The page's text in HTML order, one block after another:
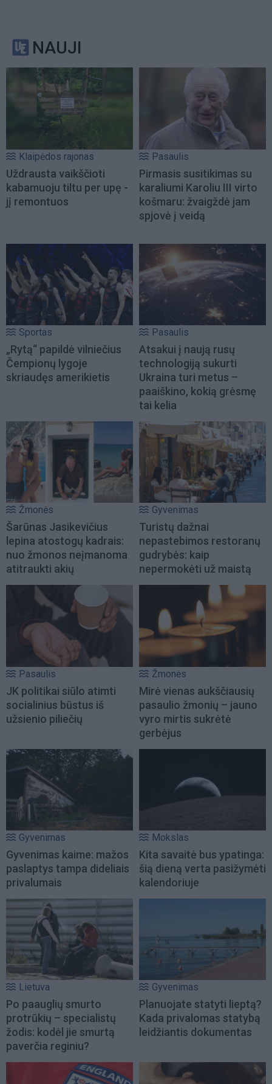
NAUJI
Klaipėdos rajonas
Uždrausta vaikščioti
kabamuoju tiltu per upę -
jį remontuos
Pasaulis
Pirmasis susitikimas su
karaliumi Karoliu III virto
košmaru: žvaigždė jam
spjovė į veidą
Sportas
„Rytą“ papildė vilniečius
Čempionų lygoje
skriaudęs amerikietis
Pasaulis
Atsakui į naują rusų
technologiją sukurti
Ukraina turi metus –
paaiškino, kokią grėsmę
tai kelia
Žmonės
Šarūnas Jasikevičius
lepina atostogų kadrais:
nuo žmonos neįmanoma
atitraukti akių
Gyvenimas
Turistų dažnai
nepastebimos restoranų
gudrybės: kaip
nepermokėti už maistą
Pasaulis
JK politikai siūlo atimti
socialinius būstus iš
užsienio piliečių
Žmonės
Mirė vienas aukščiausių
pasaulio žmonių – jauno
vyro mirtis sukrėtė
gerbėjus
Gyvenimas
Gyvenimas kaime: mažos
paslaptys tampa dideliais
privalumais
Mokslas
Kita savaitė bus ypatinga:
šią dieną verta pasižymėti
kalendoriuje
Lietuva
Po paauglių smurto
protrūkių – specialistų
žodis: kodėl jie smurtą
paverčia reginiu?
Gyvenimas
Planuojate statyti lieptą?
Kada privalomas statybą
leidžiantis dokumentas